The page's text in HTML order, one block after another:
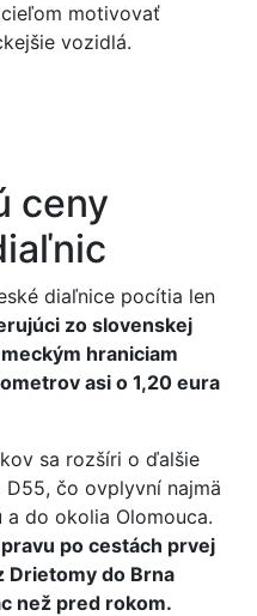
motivovať
vozidlá.
ceny
diaľnice pocítia len
zo slovenskej
hraniciam
asi o 1,20 eura
sa rozšíri o ďalšie
čo ovplyvní najmä
a do okolia Olomouca.
po cestách prvej
do Brna
než pred rokom.